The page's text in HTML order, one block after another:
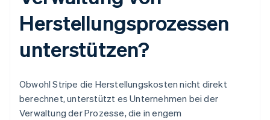
Herstellungsprozessen
unterstützen?
Obwohl Stripe die Herstellungskosten nicht direkt
berechnet, unterstützt es Unternehmen bei der
Verwaltung der Prozesse, die in engem